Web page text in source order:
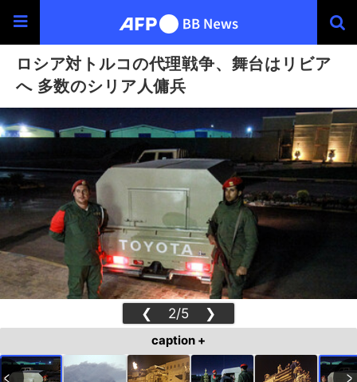
ロシア対トルコの代理戦争、舞台はリビア
へ 多数のシリア人傭兵
❮ 2/5 ❯
caption +